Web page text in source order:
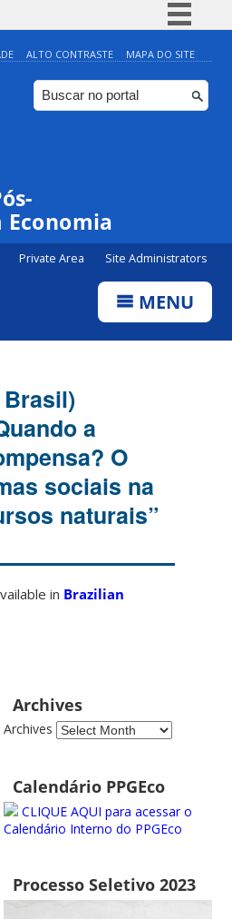
Simplifique!
Comunica BR
Participe
ALTO CONTRASTE MAPA DO SITE
Economia
Private Area Site Administrators
MENU
a
O
sociais na
naturais”
in Brazilian
Archives
Archives
Calendário PPGEco
CLIQUE AQUI para acessar o
Calendário Interno do PPGEco
Processo Seletivo 2023